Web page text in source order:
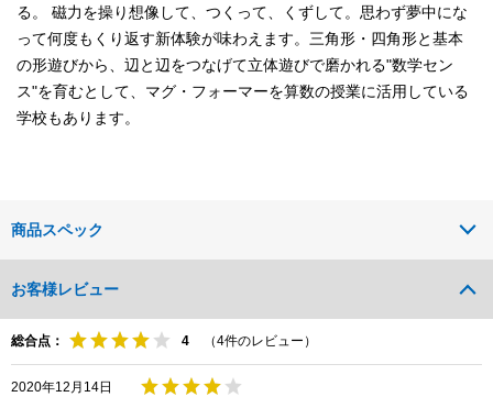
る。 磁力を操り想像して、つくって、くずして。思わず夢中にな
って何度もくり返す新体験が味わえます。三角形・四角形と基本
の形遊びから、辺と辺をつなげて立体遊びで磨かれる"数学セン
ス"を育むとして、マグ・フォーマーを算数の授業に活用している
学校もあります。
商品スペック
お客様レビュー
総合点： （4件のレビュー）
2020年12月14日